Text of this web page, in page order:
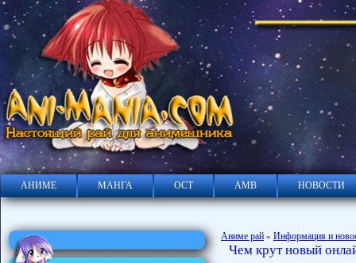
АНИМЕ МАНГА ОСТ АМВ НОВОСТИ
Аниме рай » Информация и
Чем крут новый